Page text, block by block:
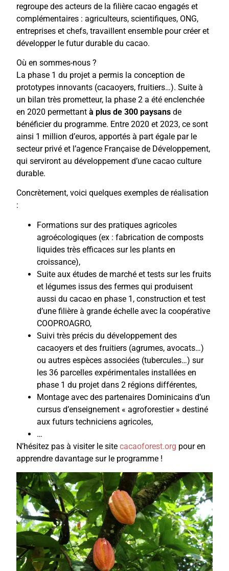
regroupe des acteurs de la filière cacao engagés et
complémentaires : agriculteurs, scientifiques, ONG,
entreprises et chefs, travaillent ensemble pour créer et
développer le futur durable du cacao.
Où en sommes-nous ?
La phase 1 du projet a permis la conception de
prototypes innovants (cacaoyers, fruitiers…). Suite à
un bilan très prometteur, la phase 2 a été enclenchée
en 2020 permettantà plus de 300 paysans de
bénéficier du programme. Entre 2020 et 2023, ce sont
ainsi 1 million d’euros, apportés à part égale par le
secteur privé et l’agence Française de Développement,
qui serviront au développement d’une cacao culture
durable.
Concrètement, voici quelques exemples de réalisation
:
Formations sur des pratiques agricoles
agroécologiques (ex : fabrication de composts
liquides très efficaces sur les plants en
croissance),
Suite aux études de marché et tests sur les fruits
et légumes issus des fermes qui produisent
aussi du cacao en phase 1, construction et test
d’une filière à grande échelle avec la coopérative
COOPROAGRO,
Suivi très précis du développement des
cacaoyers et des fruitiers (agrumes, avocats…)
ou autres espèces associées (tubercules…) sur
les 36 parcelles expérimentales installées en
phase 1 du projet dans 2 régions différentes,
Montage avec des partenaires Dominicains d’un
cursus d’enseignement « agroforestier » destiné
aux futurs techniciens agricoles,
…
N’hésitez pas à visiter le sitecacaoforest.org pour en
apprendre davantage sur le programme !